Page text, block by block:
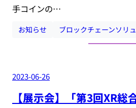
手コインの…
お知らせ ブロックチェーンソリ
2023-06-26
【展示会】「第3回XR総